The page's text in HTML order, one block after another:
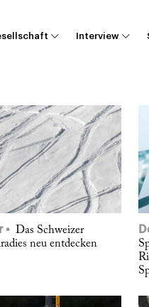
Interview
Das Schweizer
neu entdecken